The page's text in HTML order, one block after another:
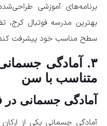
برنامه‌های آموزشی
بهترین مدرسه فوتبال
سطح مناسب خود پیشرفت
۳. آمادگی
متناسب با سن
آمادگی جسمانی در
آمادگی جسمانی یکی از